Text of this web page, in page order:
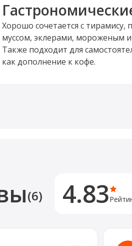
Хорошо сочетается с
муссом, эклерами, мороженым
Также подходит для
как дополнение к кофе.
(6) 4.83